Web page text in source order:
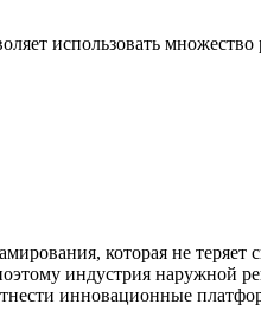
использовать
которая не
индустрия наружной
инновационные